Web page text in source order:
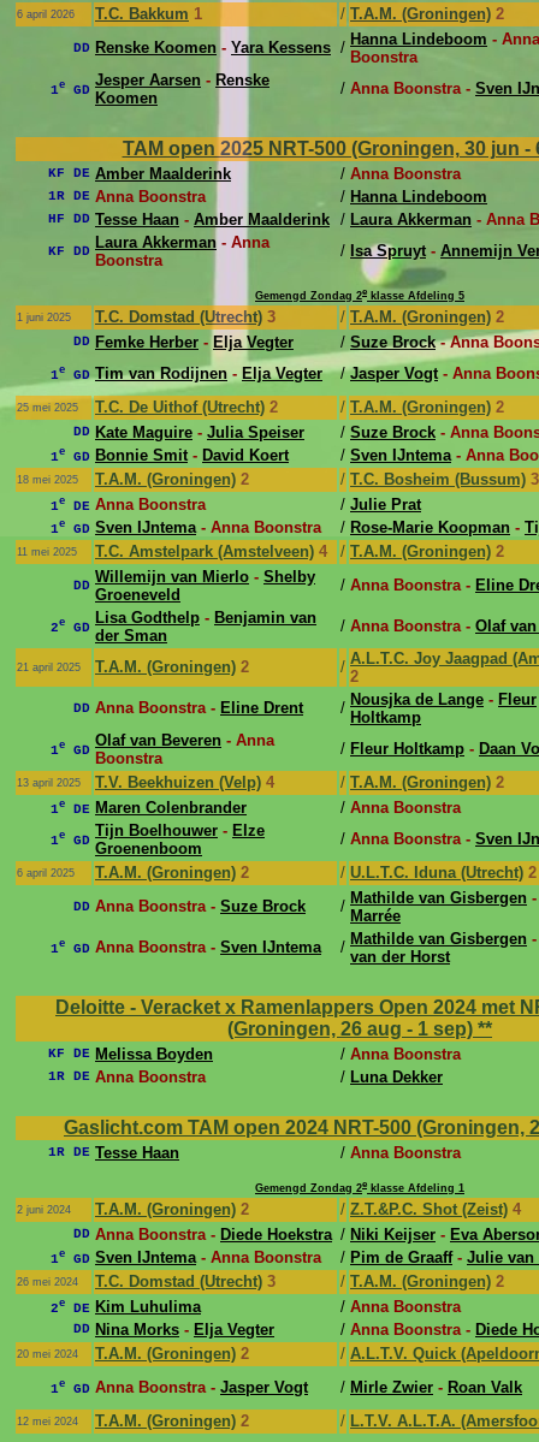
6 april 2026 T.C. Bakkum 1 / T.A.M. (Groningen) 2
DD Renske Koomen - Yara Kessens / Hanna Lindeboom - Anna
Boonstra
1e GD
Jesper Aarsen - Renske
Koomen
/ Anna Boonstra - Sven
TAM open 2025 NRT-500 (Groningen, 30 jun -
KF DE Amber Maalderink / Anna Boonstra
1R DE Anna Boonstra / Hanna Lindeboom
HF DD Tesse Haan - Amber Maalderink / Laura Akkerman - Anna
KF DD Laura Akkerman - Anna
Boonstra
/ Isa Spruyt - Annemijn
Gemengd Zondag 2e klasse Afdeling 5
1 juni 2025
T.C. Domstad (Utrecht) 3 / T.A.M. (Groningen) 2
DD Femke Herber - Elja Vegter / Suze Brock- Anna
1e GD Tim van Rodijnen - Elja Vegter / Jasper Vogt- Anna
25 mei 2025 T.C. De Uithof (Utrecht) 2 / T.A.M. (Groningen) 2
DD Kate Maguire - Julia Speiser / Suze Brock - Anna
1e GD Bonnie Smit- David Koert / Sven IJntema- Anna
18 mei 2025 T.A.M. (Groningen) 2 / T.C. Bosheim (Bussum) 3
1e DE Anna Boonstra / Julie Prat
1e GD Sven IJntema- Anna Boonstra / Rose-Marie Koopman -
11 mei 2025 T.C. Amstelpark (Amstelveen) 4 / T.A.M. (Groningen) 2
DD Willemijn van Mierlo - Shelby
Groeneveld
/ Anna Boonstra - Eline
2e GD
Lisa Godthelp - Benjamin van
der Sman
/ Anna Boonstra - Olaf
21 april 2025 T.A.M. (Groningen) 2 / A.L.T.C. Joy Jaagpad
2
DD Anna Boonstra - Eline Drent / Nousjka de Lange - Fleur
Holtkamp
1e GD
Olaf van Beveren - Anna
Boonstra
/ Fleur Holtkamp - Daan
13 april 2025 T.V. Beekhuizen (Velp) 4 / T.A.M. (Groningen) 2
1e DE Maren Colenbrander / Anna Boonstra
1e GD
Tijn Boelhouwer - Elze
Groenenboom
/ Anna Boonstra - Sven
6 april 2025 T.A.M. (Groningen) 2 / U.L.T.C. Iduna (Utrecht) 2
DD Anna Boonstra - Suze Brock / Mathilde van Gisbergen
Marrée
1e GD Anna Boonstra - Sven IJntema / Mathilde van Gisbergen
van der Horst
Deloitte - Veracket x Ramenlappers Open 2024 met
(Groningen, 26 aug - 1 sep) **
KF DE Melissa Boyden / Anna Boonstra
1R DE Anna Boonstra / Luna Dekker
Gaslicht.com TAM open 2024 NRT-500 (Groningen,
1R DE Tesse Haan / Anna Boonstra
Gemengd Zondag 2e klasse Afdeling 1
2 juni 2024
T.A.M. (Groningen) 2 / Z.T.&P.C. Shot (Zeist) 4
DD Anna Boonstra - Diede Hoekstra / Niki Keijser - Eva
1e GD Sven IJntema- Anna Boonstra / Pim de Graaff- Julie van
26 mei 2024 T.C. Domstad (Utrecht) 3 / T.A.M. (Groningen) 2
2e DE Kim Luhulima / Anna Boonstra
DD Nina Morks - Elja Vegter / Anna Boonstra - Diede
20 mei 2024 T.A.M. (Groningen) 2 / A.L.T.V. Quick
1e GD Anna Boonstra - Jasper Vogt / Mirle Zwier - Roan Valk
12 mei 2024 T.A.M. (Groningen) 2 / L.T.V. A.L.T.A.